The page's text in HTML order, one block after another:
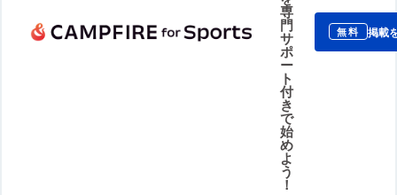
専
門
サ
ポ
ー
ト
付
き
で
始
め
よ
う
！
無料 掲載